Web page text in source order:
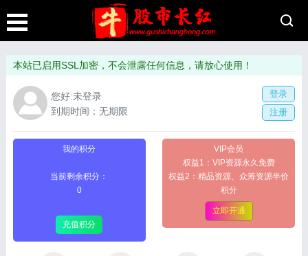
本站已启用SSL加密，不会泄露任何信息，请放心使用！
您好:未登录
到期时间：无期限
登录
注册
我的积分
当前剩余积分：
0
充值积分
VIP会员
权益1：VIP资源永久免费
权益2：精品资源、众筹资源半价
积分
立即开通